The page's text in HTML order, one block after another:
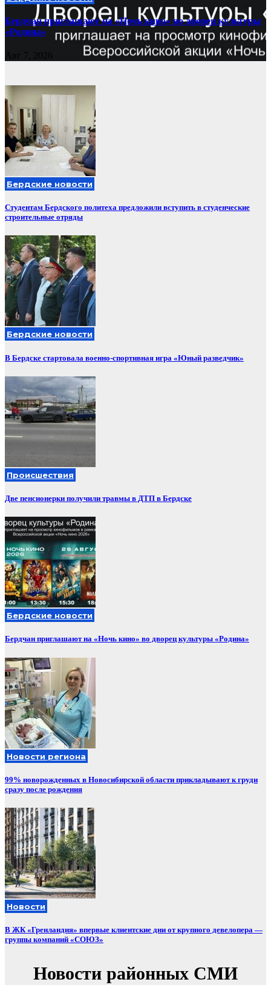
Бердчан приглашают на «Ночь кино» во дворец культуры
«Родина»
Авг 7, 2026
Бердские новости
Студентам Бердского политеха предложили вступить в студенческие
строительные отряды
Бердские новости
В Бердске стартовала военно-спортивная игра «Юный разведчик»
Происшествия
Две пенсионерки получили травмы в ДТП в Бердске
Бердские новости
Бердчан приглашают на «Ночь кино» во дворец культуры «Родина»
Новости региона
99% новорожденных в Новосибирской области прикладывают к груди
сразу после рождения
Новости
В ЖК «Гренландия» впервые клиентские дни от крупного девелопера —
группы компаний «СОЮЗ»